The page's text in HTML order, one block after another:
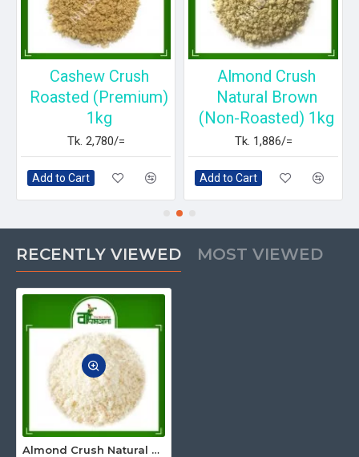
Cashew Crush
Roasted (Premium)
1kg
Tk. 2,780/=
Add to Cart
Almond Crush
Natural Brown
(Non-Roasted) 1kg
Tk. 1,886/=
Add to Cart
RECENTLY VIEWED MOST VIEWED
Almond Crush Natural White (Premium) 250gm